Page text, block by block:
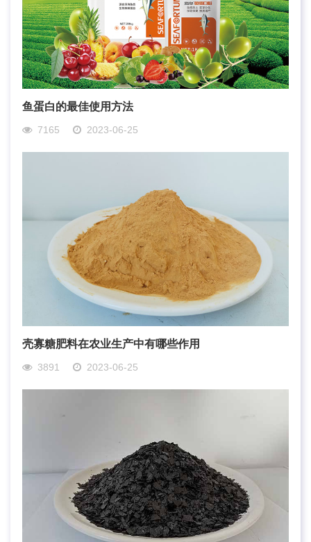
鱼蛋白的最佳使用方法
7165 2023-06-25
壳寡糖肥料在农业生产中有哪些作用
3891 2023-06-25